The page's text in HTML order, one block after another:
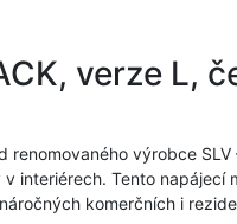
verze L,
výrobce SLV
interiérech. Tento napájecí
komerčních i